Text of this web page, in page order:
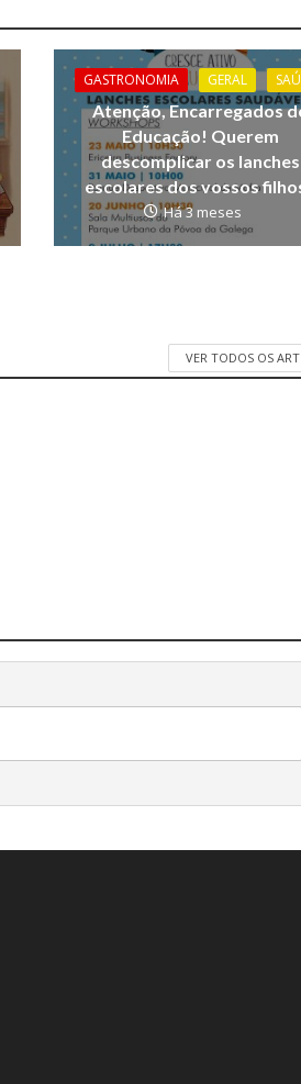
GASTRONOMIA GERAL
Atenção, Encarregados
Educação! Querem
descomplicar os lanches
escolares dos vossos
Há 3 meses
VER TODOS OS